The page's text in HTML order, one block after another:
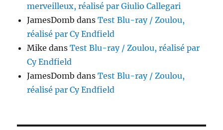
merveilleux, réalisé par Giulio Callegari
JamesDomb dansTest Blu-ray / Zoulou,
réalisé par Cy Endfield
Mike dansTest Blu-ray / Zoulou, réalisé par
Cy Endfield
JamesDomb dansTest Blu-ray / Zoulou,
réalisé par Cy Endfield